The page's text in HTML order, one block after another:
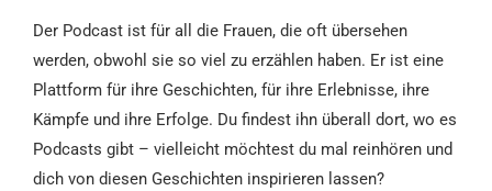
Der Podcast ist für all die Frauen, die oft übersehen
werden, obwohl sie so viel zu erzählen haben. Er ist eine
Plattform für ihre Geschichten, für ihre Erlebnisse, ihre
Kämpfe und ihre Erfolge. Du findest ihn überall dort, wo es
Podcasts gibt – vielleicht möchtest du mal reinhören und
dich von diesen Geschichten inspirieren lassen?